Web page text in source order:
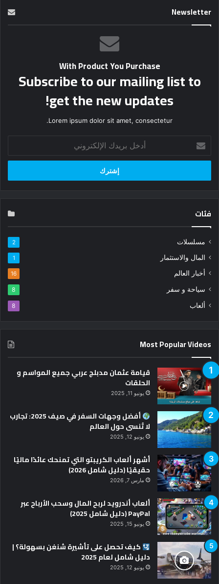
Newsletter
With Product You Purchase
Subscribe to our mailing list to
get the new updates!
Lorem ipsum dolor sit amet, consectetur.
بريدك
الإلكتروني
فئات
مسلسلات 2
المال والاستثمار 1
أخبار العالم 16
سياحة و سفر 8
ألعاب 8
Most Popular Videos
قيامة عثمان مدبلج عربي جميع المواسم و
الحلقات
يونيو 11, 2025
أفضل وجهات السفر في صيف 2025: تجارب
لا تُنسى حول العالم
يونيو 12, 2025
أشهر ألعاب الكريبتو التي تمنحك عائدًا ماليًا
حقيقيًا (دليل شامل 2026)
مارس 7, 2026
ألعاب أندرويد لربح المال وسحب الأرباح عبر
PayPal (دليل شامل 2025)
يونيو 15, 2025
كيف تحصل على تأشيرة شنغن بسهولة؟ |
دليل شامل لعام 2025
يونيو 12, 2025